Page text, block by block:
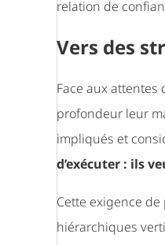
relation de
Vers des
Face aux attentes
profondeur leur
impliqués et
d’exécuter : ils
Cette exigence
hiérarchiques